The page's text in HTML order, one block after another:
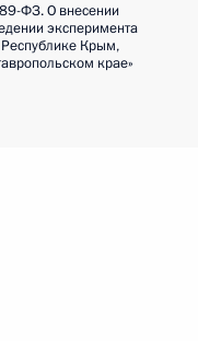
ФЗ. О внесении
эксперимента
Республике Крым,
крае»